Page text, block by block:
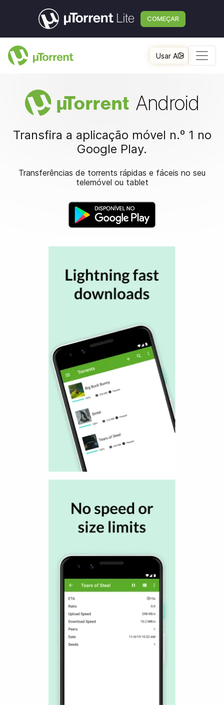
COMEÇAR
Usar AI
µTorrent Android
Transfira a aplicação móvel n.º 1 no
Google Play.
Transferências de torrents rápidas e fáceis no seu
telemóvel ou tablet